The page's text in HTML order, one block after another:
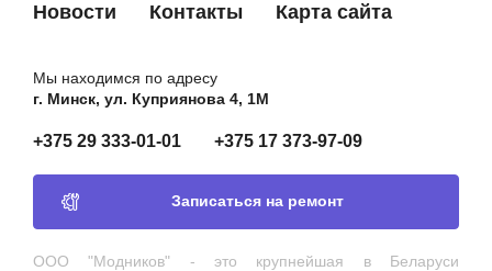
Новости Контакты Карта сайта
Мы находимся по адресу
г. Минск, ул. Куприянова 4, 1М
+375 29 333-01-01 +375 17 373-97-09
Записаться на ремонт
ООО "Модников" - это крупнейшая в Беларуси